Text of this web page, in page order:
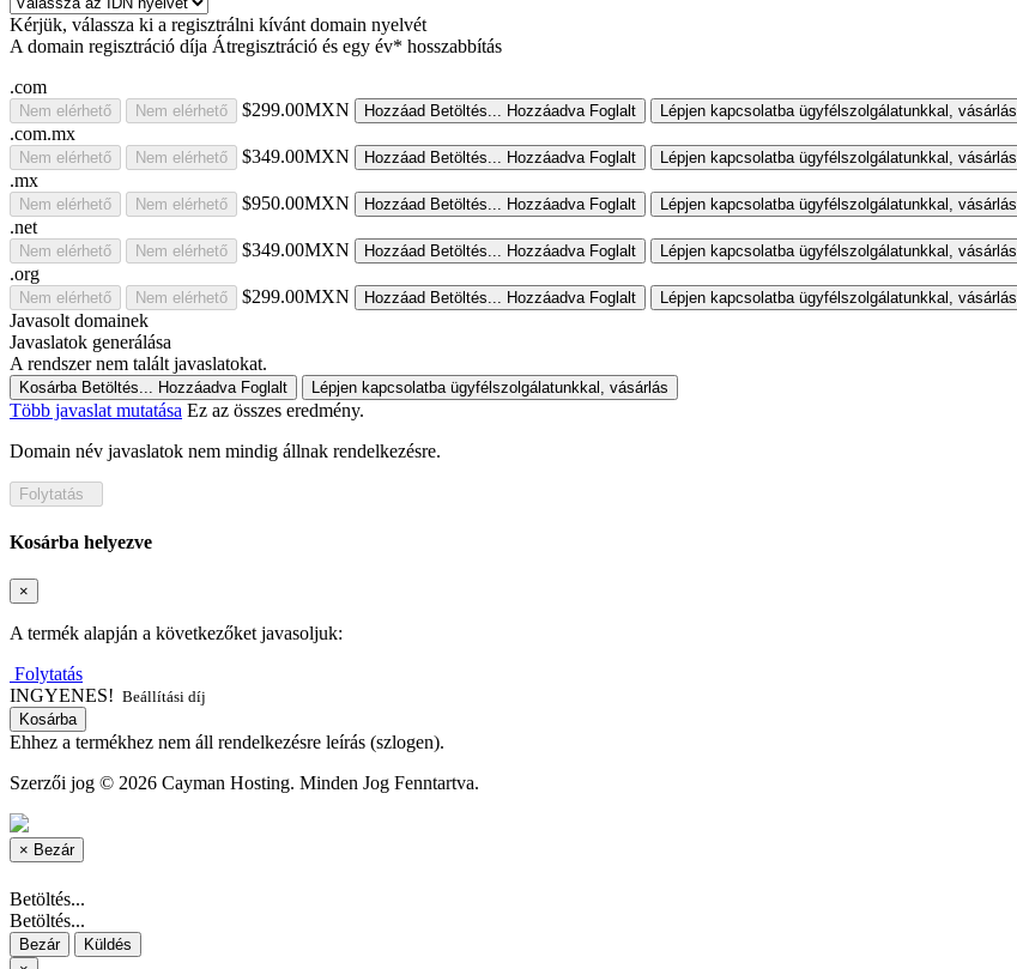
Kérjük, válassza ki a regisztrálni kívánt domain nyelvét
A domain regisztráció díja Átregisztráció és egy év* hosszabbítás
.com
Nem elérhető Nem elérhető $299.00MXN Hozzáad Betöltés... Hozzáadva Foglalt Lépjen kapcsolatba ügyfélszolgálatunkkal, vásárlás
.com.mx
Nem elérhető Nem elérhető $349.00MXN Hozzáad Betöltés... Hozzáadva Foglalt Lépjen kapcsolatba ügyfélszolgálatunkkal, vásárlás
.mx
Nem elérhető Nem elérhető $950.00MXN Hozzáad Betöltés... Hozzáadva Foglalt Lépjen kapcsolatba ügyfélszolgálatunkkal, vásárlás
.net
Nem elérhető Nem elérhető $349.00MXN Hozzáad Betöltés... Hozzáadva Foglalt Lépjen kapcsolatba ügyfélszolgálatunkkal, vásárlás
.org
Nem elérhető Nem elérhető $299.00MXN Hozzáad Betöltés... Hozzáadva Foglalt Lépjen kapcsolatba ügyfélszolgálatunkkal, vásárlás
Javasolt domainek
Javaslatok generálása
A rendszer nem talált javaslatokat.
Kosárba Betöltés... Hozzáadva Foglalt Lépjen kapcsolatba ügyfélszolgálatunkkal, vásárlás
Több javaslat mutatása Ez az összes eredmény.
Domain név javaslatok nem mindig állnak rendelkezésre.
Kosárba helyezve
×
A termék alapján a következőket javasoljuk:
Folytatás
INGYENES! Beállítási díj
Kosárba
Ehhez a termékhez nem áll rendelkezésre leírás (szlogen).
Szerzői jog © 2026 Cayman Hosting. Minden Jog Fenntartva.
× Bezár
Betöltés...
Betöltés...
Bezár
Küldés